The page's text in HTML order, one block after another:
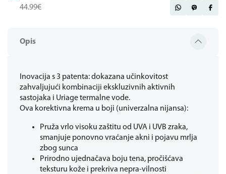
Opis
Inovacija s 3 patenta: dokazana učinkovitost
zahvaljujući kombinaciji ekskluzivnih aktivnih
sastojaka i Uriage termalne vode.
Ova korektivna krema u boji (univerzalna nijansa):
Pruža vrlo visoku zaštitu od UVA i UVB zraka,
smanjuje ponovno vraćanje akni i pojavu mrlja
zbog sunca
Prirodno ujednačava boju tena, pročišćava
teksturu kože i prekriva nepra-vilnosti
44.99€